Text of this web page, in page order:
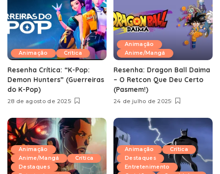
Animação Crítica
Resenha Crítica: “K-Pop:
Demon Hunters” (Guerreiras
do K-Pop)
28 de agosto de 2025
Animação
Anime/Mangá
Resenha: Dragon Ball Daima
– O Retcon Que Deu Certo
(Pasmem!)
24 de julho de 2025
Animação
Anime/Mangá
Crítica
Destaques
Animação
Crítica
Destaques
Entretenimento